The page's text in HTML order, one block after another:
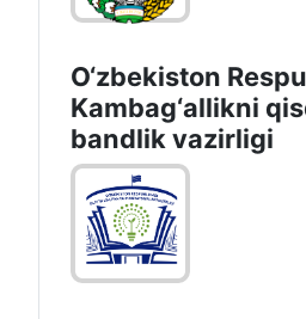
O‘zbekiston
Kambag‘allikni
bandlik vazirligi